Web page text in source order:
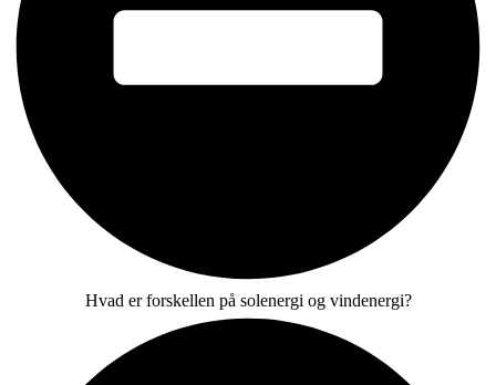
Hvad er forskellen på solenergi og vindenergi?